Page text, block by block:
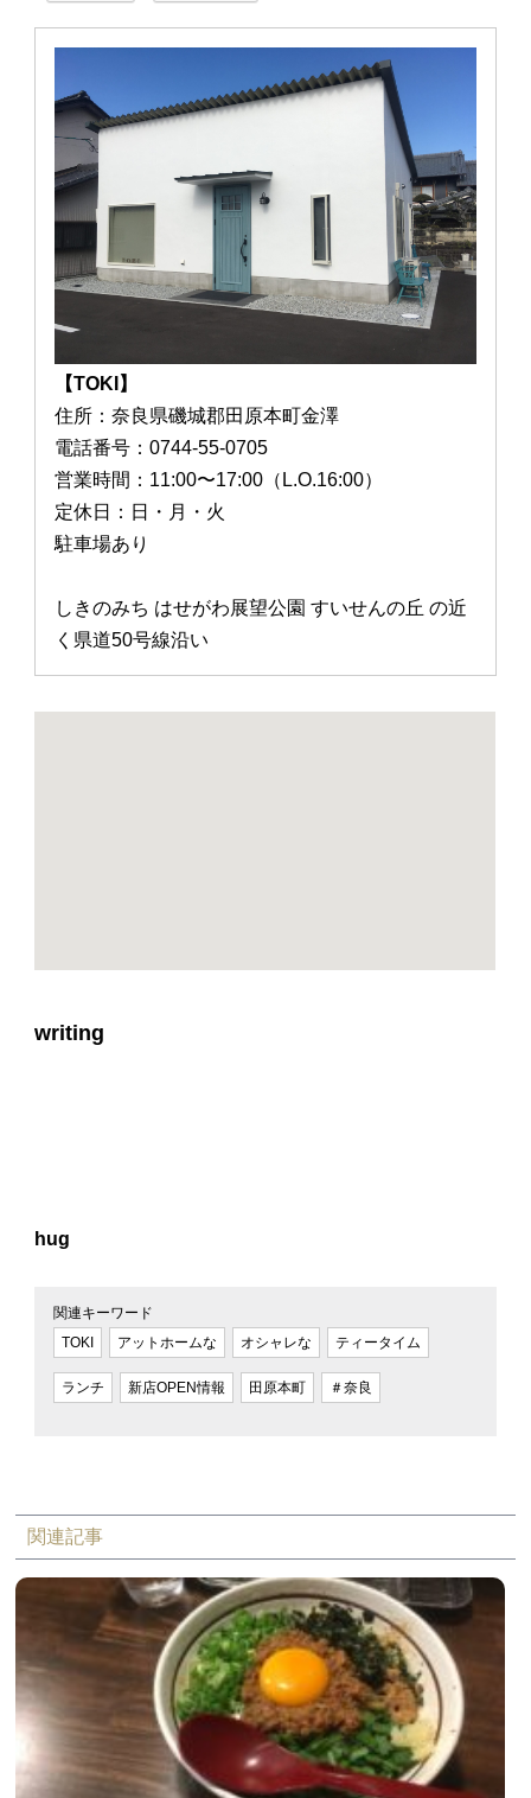
【TOKI】
住所：奈良県磯城郡田原本町金澤
電話番号：0744-55-0705
営業時間：11:00〜17:00（L.O.16:00）
定休日：日・月・火
駐車場あり
しきのみち はせがわ展望公園 すいせんの丘 の近
く県道50号線沿い
writing
hug
関連キーワード
TOKI
アットホームな オシャレな ティータイム
ランチ 新店OPEN情報 田原本町 ＃奈良
関連記事